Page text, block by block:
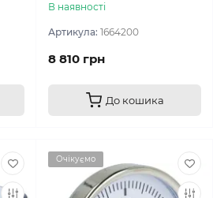
В наявності
Артикула: 1664200
8 810 грн
До кошика
Очікуємо